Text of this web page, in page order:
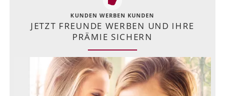
KUNDEN WERBEN KUNDEN
JETZT FREUNDE WERBEN UND IHRE
PRÄMIE SICHERN